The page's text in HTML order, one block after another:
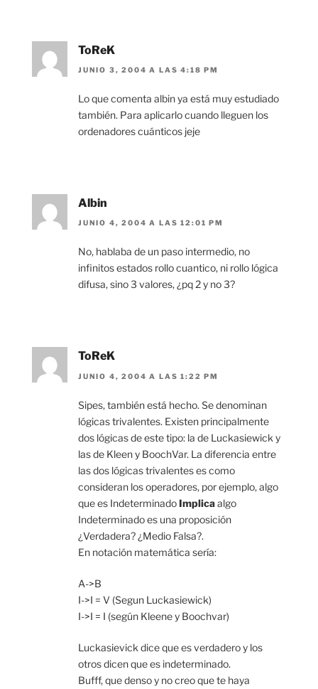
ToReK
JUNIO 3, 2004 A LAS 4:18 PM
Lo que comenta albin ya está muy estudiado
también. Para aplicarlo cuando lleguen los
ordenadores cuánticos jeje
Albin
JUNIO 4, 2004 A LAS 12:01 PM
No, hablaba de un paso intermedio, no
infinitos estados rollo cuantico, ni rollo lógica
difusa, sino 3 valores, ¿pq 2 y no 3?
ToReK
JUNIO 4, 2004 A LAS 1:22 PM
Sipes, también está hecho. Se denominan
lógicas trivalentes. Existen principalmente
dos lógicas de este tipo: la de Luckasiewick y
las de Kleen y BoochVar. La diferencia entre
las dos lógicas trivalentes es como
consideran los operadores, por ejemplo, algo
que es IndeterminadoImplicaalgo
Indeterminado es una proposición
¿Verdadera? ¿Medio Falsa?.
En notación matemática sería:
A->B
I->I = V (Segun Luckasiewick)
I->I = I (según Kleene y Boochvar)
Luckasievick dice que es verdadero y los
otros dicen que es indeterminado.
Bufff, que denso y no creo que te haya